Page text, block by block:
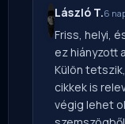
László T.6
Friss, helyi,
ez hiányzott
Külön
cikkek is
végig lehet